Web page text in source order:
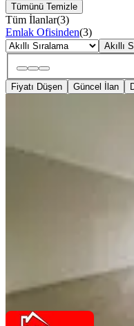
Tümünü Temizle
Tüm İlanlar(3)
Emlak Ofisinden(3)
Akıllı
Fiyatı Düşen Güncel İlan
Pendik,
85
Efe İnşaat Gayrimenkul
Ara